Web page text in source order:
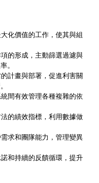
化價值的工作，使其與組
的形成，主動篩選過濾與
。
的計畫與部署，促進利害關
間有效管理各種複雜的依
法的績效指標，利用數據做
需求和團隊能力，管理變異
諾和持續的反饋循環，提升